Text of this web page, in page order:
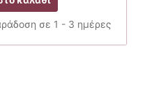
was:
8.00€.
τιμή
είναι:
σε 1 - 3 ημέρες